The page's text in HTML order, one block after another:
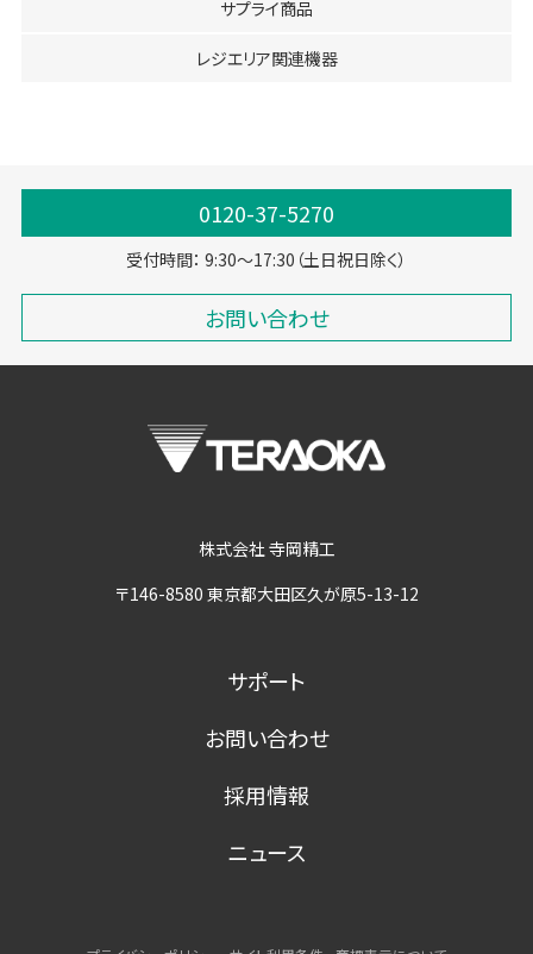
サプライ商品
レジエリア関連機器
0120-37-5270
受付時間： 9:30～17:30（土日祝日除く）
お問い合わせ
株式会社 寺岡精工
〒146-8580 東京都大田区久が原5-13-12
サポート
お問い合わせ
採用情報
ニュース